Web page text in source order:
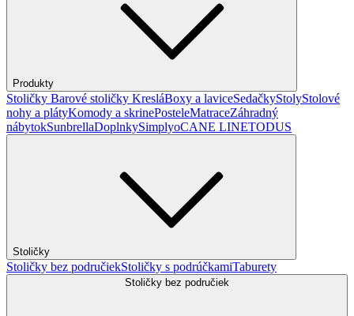
Produkty
Stoličky Barové stoličky KresláBoxy a laviceSedačkyStolyStolové
nohy a plátyKomody a skrinePosteleMatraceZáhradný
nábytokSunbrellaDoplnkySimplyoCANE LINETODUS
Stoličky
Stoličky bez područiekStoličky s podrúčkamiTaburety
Stoličky bez područiek